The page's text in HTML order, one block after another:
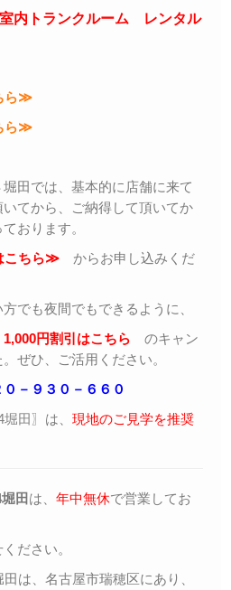
内トランクルーム レンタル
ら≫
ら≫
田では、基本的に店舗に来て
てから、ご納得して頂いてか
おります。
こちら≫ からお申し込みくだ
でも夜間でもできるように、
1,000円割引はこちら のキャン
ぜひ、ご活用ください。
－９３０－６６０
田〗 は、 現地のご見学を推奨
田 は、 年中無休で営業してお
ださい。
は、名古屋市瑞穂区にあり、